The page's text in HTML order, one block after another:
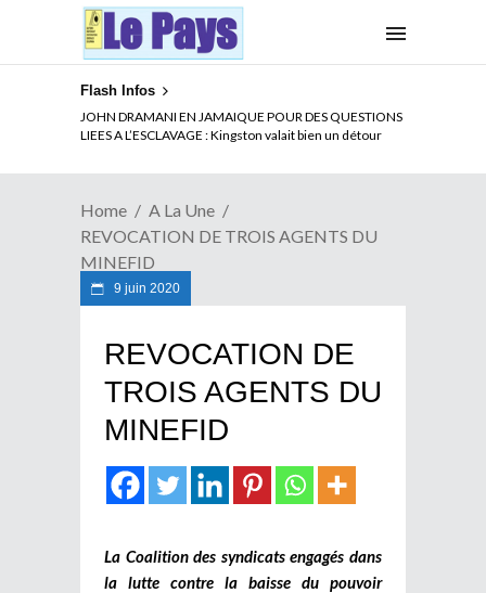
Flash Infos
JOHN DRAMANI EN JAMAIQUE POUR DES QUESTIONS
LIEES A L’ESCLAVAGE : Kingston valait bien un détour
Home
A La Une
REVOCATION DE TROIS AGENTS DU
MINEFID
9 juin 2020
REVOCATION DE
TROIS AGENTS DU
MINEFID
La Coalition des syndicats engagés dans
la lutte contre la baisse du pouvoir